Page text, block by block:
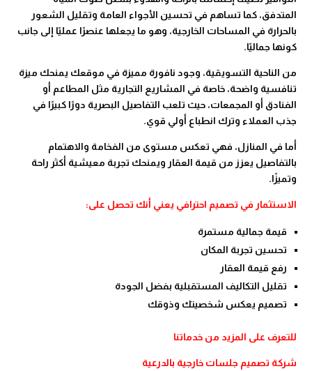
المتدفق، كما تساهم في تحسين الأجواء العامة وتقليل الشعور
بالحرارة في المساحات الخارجية، وهو ما يجعلها عنصرًا عمليًا إلى جانب
كونها جماليًا.
من الناحية التسويقية، وجود نافورة مميزة في موقعك يمنحك ميزة
تنافسية واضحة، خاصة في المشاريع التجارية مثل المطاعم أو
الفنادق أو المجمعات، حيث تلعب التفاصيل البصرية دورًا كبيرًا في
جذب العملاء وترك انطباع أولي قوي.
أما في المنازل، فهي تعكس مستوى من الفخامة والاهتمام
بالتفاصيل يعزز من قيمة العقار ويمنحك تجربة معيشية أكثر راحة
وتميزًا.
الاستثمار في تصميم احترافي يعني أنك تحصل على:
قيمة جمالية مستمرة
تحسين تجربة المكان
رفع قيمة العقار
تقليل التكاليف المستقبلية بفضل الجودة
تصميم يعكس شخصيتك وذوقك
للتعرف على المزيد من خدماتنا
شركة تصميم جلسات خارجية بالدرعية